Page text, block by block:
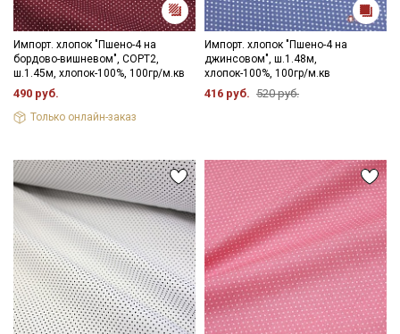
Импорт. хлопок "Пшено-4 на
бордово-вишневом", СОРТ2,
ш.1.45м, хлопок-100%, 100гр/м.кв
490 руб.
Только онлайн-заказ
Импорт. хлопок "Пшено-4 на
джинсовом", ш.1.48м,
хлопок-100%, 100гр/м.кв
416 руб. 520 руб.